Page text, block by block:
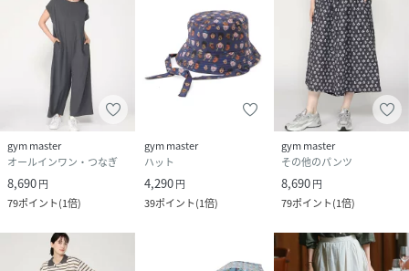
gym master
オールインワン・つなぎ
8,690円
79ポイント(1倍)
gym master
ハット
4,290円
39ポイント(1倍)
gym master
その他のパンツ
8,690円
79ポイント(1倍)